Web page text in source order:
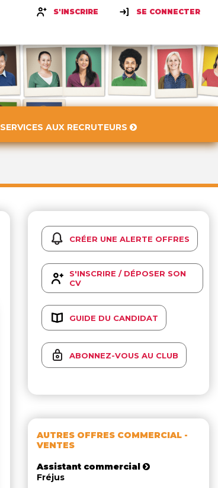
S'INSCRIRE SE CONNECTER
SERVICES AUX RECRUTEURS
CRÉER UNE ALERTE OFFRES
S'INSCRIRE / DÉPOSER SON
CV
GUIDE DU CANDIDAT
ABONNEZ-VOUS AU CLUB
AUTRES OFFRES COMMERCIAL -
VENTES
Assistant commercial
Fréjus